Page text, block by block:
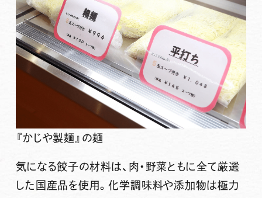
『かじや製麺』の麺
気になる餃子の材料は、肉・野菜ともに全て厳選
した国産品を使用。化学調味料や添加物は極力